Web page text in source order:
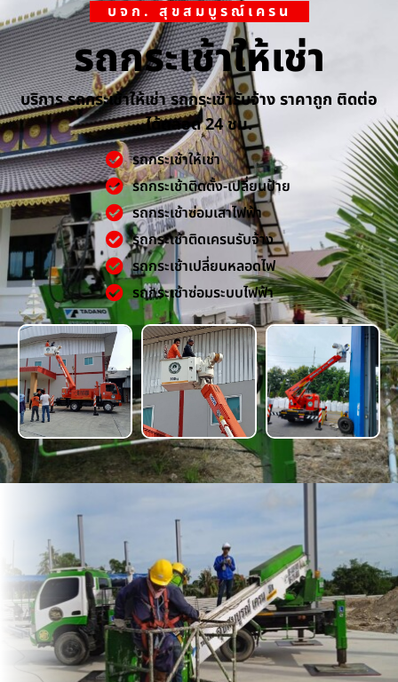
บจก. สุขสมบูรณ์เครน
รถกระเช้าให้เช่า
บริการ รถกระเช้าให้เช่า รถกระเช้ารับจ้าง ราคาถูก ติดต่อ
ได้ตลอด 24 ชม.
รถกระเช้าให้เช่า
รถกระเช้าติดตั้ง-เปลี่ยนป้าย
รถกระเช้าซ่อมเสาไฟฟ้า
รถกระเช้าติดเครนรับจ้าง
รถกระเช้าเปลี่ยนหลอดไฟ
รถกระเช้าซ่อมระบบไฟฟ้า